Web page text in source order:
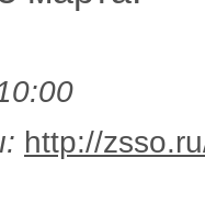
http://